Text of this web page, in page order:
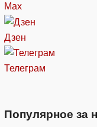
Max
Дзен
Телеграм
Популярное за